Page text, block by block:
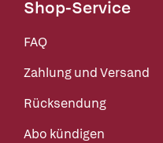
Shop-Service
FAQ
Zahlung und Versand
Rücksendung
Abo kündigen